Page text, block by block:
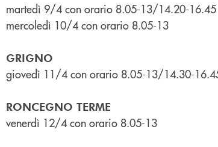
martedì 9/4 con orario 8.05-13/14.20-16.45
mercoledì 10/4 con orario 8.05-13
GRIGNO
giovedì 11/4 con orario 8.05-13/14.30-
RONCEGNO TERME
venerdì 12/4 con orario 8.05-13